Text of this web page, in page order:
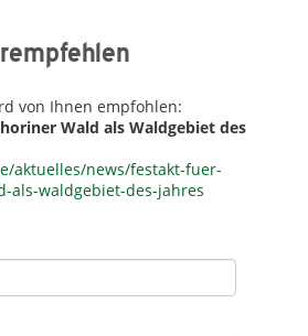
von Ihnen empfohlen:
Wald als Waldgebiet des
aktuelles/news/festakt-fuer-
als-waldgebiet-des-jahres